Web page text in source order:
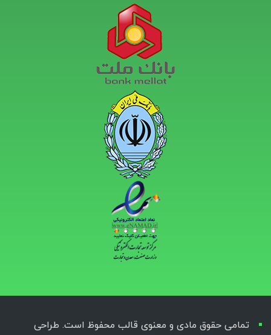
تمامی حقوق مادی و معنوی قالب محفوظ است. طراحی